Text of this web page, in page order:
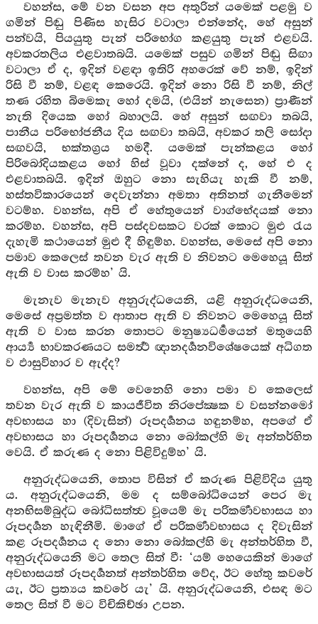
වහන්ස, මේ වන වසන අප අතුරින් යමෙක් පළමු ව
ගමින් පිඬු පිණිස හැසිර වටාලා එන්නේද, හේ අසුන්
පන්වයි, පියයුතු පැන් පරිභෝග කළයුතු පැන් එළවයි.
අවකරතලිය එළවාතබයි. යමෙක් පසුව ගමින් පිඬු සිඟා
වටාලා ඒ ද, ඉදින් වළඳා ඉතිරි අහරෙක් වේ නම්, ඉදින්
රිසි වී නම්, වළඳ කෙරෙයි. ඉදින් නො රිසි වී නම්, නිල්
තණ රහිත බිමෙකැ හෝ දමයි, (එයින් නැසෙන) ප්‍රාණීන්
නැති දියෙක හෝ බහාලයි. හේ අසුන් සඟවා තබයි,
පානීය පරිභෝජනීය දිය සඟවා තබයි, අවකර තලි සෝදා
සඟවයි, භක්තග්‍රය හමදී. යමෙක් පැන්කළය හෝ
පිරිබෝදියකළය හෝ හිස් වූවා දක්නේ ද, හේ එ ද
එළවාතබයි. ඉදින් ඔහුට නො සැහියැ හැකි වී නම්,
හස්තවිකාරයෙන් දෙවැන්නා අමතා අතිනත් ගැනීමෙන්
වටම්හ. වහන්ස, අපි ඒ හේතුයෙන් වාග්භේදයක් නො
කරම්හ. වහන්ස, අපි පස්දවසකට වරක් කොට මුළු රැය
දැහැමි කථායෙන් මුළු දී හිඳුම්හ. වහන්ස, මෙසේ අපි නො
පමාව කෙලෙස් තවන වැර ඇති ව නිවනට මෙහෙයූ සිත්
ඇති ව වාස කරම්හ’ යි.
මැනැව මැනැව අනුරුද්ධයෙනි, යළි අනුරුද්ධයෙනි,
මෙසේ අප්‍රමත්ත ව ආතාප ඇති ව නිවනට මෙහෙයූ සිත්
ඇති ව වාස කරන තොපට මනුෂ්‍යධර්‍මයෙන් මතුයෙහි
ආර්‍ය්‍ය භාවකරණයට සමර්‍ත්‍ථ ඥානදර්‍ශනවිශේෂයෙක් අධිගත
ව ඵාසුවිහාර ව ඇද්ද?
වහන්ස, අපි මේ වෙනෙහි නො පමා ව කෙලෙස්
තවන වැර ඇති ව කායජීවිත නිරපේක්‍ෂක ව වසන්නමෝ
අවභාසය හා (දිවැසින්) රූපදර්‍ශනය හඳුනම්හ, අපගේ ඒ
අවභාසය හා රූපදර්‍ශනය නො බෝකල්හි මැ අන්තර්හිත
වෙයි. ඒ කරුණ ද නො පිළිවිදුම්හ’ යි.
අනුරුද්ධයෙනි, තොප විසින් ඒ කරුණ පිළිවිදිය යුතු
ය. අනුරුද්ධයෙනි, මම ද සම්බෝධියෙන් පෙර මැ
අනභිසම්බුද්ධ බෝධිසත්ත්‍ව වූයෙම් මැ පරිකර්‍මාවභාසය හා
රූපදර්‍ශන හැඳිනීමි. මාගේ ඒ පරිකර්‍මාවභාසය ද දිවැසින්
කළ රූපදර්‍ශනය ද නො නො බෝකල්හි මැ අන්තර්හිත වී,
අනුරුද්ධයෙනි මට තෙල සිත් වී: ‘යම් හෙයෙකින් මාගේ
අවභාසයත් රූපදර්‍ශනත් අන්තර්හිත වේද, ඊට හේතු කවරේ
යැ, ඊට ප්‍රත්‍යය කවරේ යැ’ යි. අනුරුද්ධයෙනි, එසඳ මට
තෙල සිත් වී මට විචිකිච්ඡා උපන.